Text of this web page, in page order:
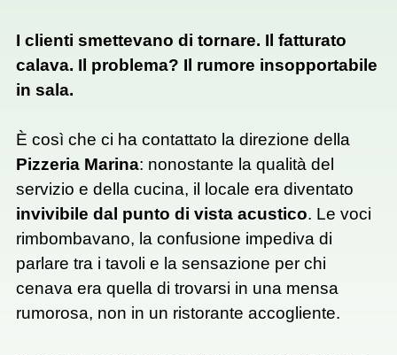
I clienti smettevano di tornare. Il fatturato
calava. Il problema? Il rumore insopportabile
in sala.
È così che ci ha contattato la direzione della
Pizzeria Marina: nonostante la qualità del
servizio e della cucina, il locale era diventato
invivibile dal punto di vista acustico. Le voci
rimbombavano, la confusione impediva di
parlare tra i tavoli e la sensazione per chi
cenava era quella di trovarsi in una mensa
rumorosa, non in un ristorante accogliente.